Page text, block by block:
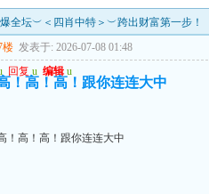
全坛︶＜四肖中特＞︶跨出财富第一步！
楼 发表于: 2026-07-08 01:48
回复 u 编辑 u
！高！高！跟你连连大中
！高！高！跟你连连大中